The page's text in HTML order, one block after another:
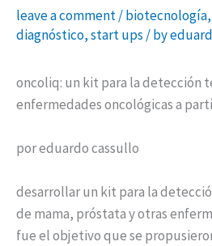
leave a comment/biotecnología,
diagnóstico,start ups / by
oncoliq: un kit para la detección
enfermedades oncológicas a
por eduardo cassullo
desarrollar un kit para la
de mama, próstata y otras
fue el objetivo que se